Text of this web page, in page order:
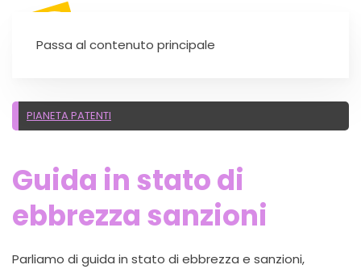
Passa al contenuto principale
PIANETA PATENTI
Guida in stato di
ebbrezza sanzioni
Parliamo di guida in stato di ebbrezza e sanzioni,